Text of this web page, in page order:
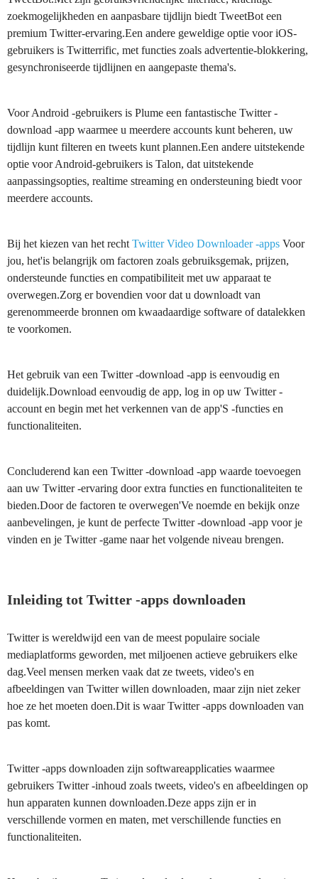
zoekmogelijkheden en aanpasbare tijdlijn biedt TweetBot een
premium Twitter-ervaring.Een andere geweldige optie voor iOS-
gebruikers is Twitterrific, met functies zoals advertentie-blokkering,
gesynchroniseerde tijdlijnen en aangepaste thema's.
Voor Android -gebruikers is Plume een fantastische Twitter -
download -app waarmee u meerdere accounts kunt beheren, uw
tijdlijn kunt filteren en tweets kunt plannen.Een andere uitstekende
optie voor Android-gebruikers is Talon, dat uitstekende
aanpassingsopties, realtime streaming en ondersteuning biedt voor
meerdere accounts.
Bij het kiezen van het recht Twitter Video Downloader -apps Voor
jou, het'is belangrijk om factoren zoals gebruiksgemak, prijzen,
ondersteunde functies en compatibiliteit met uw apparaat te
overwegen.Zorg er bovendien voor dat u downloadt van
gerenommeerde bronnen om kwaadaardige software of datalekken
te voorkomen.
Het gebruik van een Twitter -download -app is eenvoudig en
duidelijk.Download eenvoudig de app, log in op uw Twitter -
account en begin met het verkennen van de app'S -functies en
functionaliteiten.
Concluderend kan een Twitter -download -app waarde toevoegen
aan uw Twitter -ervaring door extra functies en functionaliteiten te
bieden.Door de factoren te overwegen'Ve noemde en bekijk onze
aanbevelingen, je kunt de perfecte Twitter -download -app voor je
vinden en je Twitter -game naar het volgende niveau brengen.
Inleiding tot Twitter -apps downloaden
Twitter is wereldwijd een van de meest populaire sociale
mediaplatforms geworden, met miljoenen actieve gebruikers elke
dag.Veel mensen merken vaak dat ze tweets, video's en
afbeeldingen van Twitter willen downloaden, maar zijn niet zeker
hoe ze het moeten doen.Dit is waar Twitter -apps downloaden van
pas komt.
Twitter -apps downloaden zijn softwareapplicaties waarmee
gebruikers Twitter -inhoud zoals tweets, video's en afbeeldingen op
hun apparaten kunnen downloaden.Deze apps zijn er in
verschillende vormen en maten, met verschillende functies en
functionaliteiten.